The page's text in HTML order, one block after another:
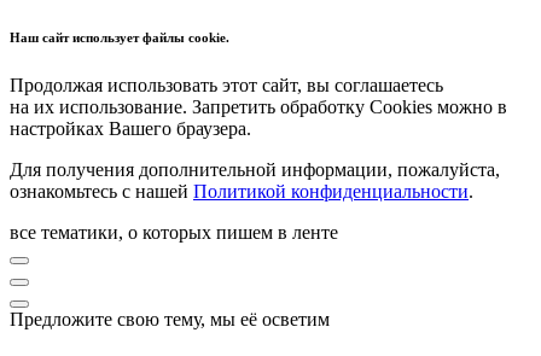
Наш сайт использует файлы cookie.
Продолжая использовать этот сайт, вы соглашаетесь
на их использование. Запретить обработку Cookies можно в
настройках Вашего браузера.
Для получения дополнительной информации, пожалуйста,
ознакомьтесь с нашей Политикой конфиденциальности.
все тематики, о которых пишем в ленте
Предложите свою тему, мы её осветим